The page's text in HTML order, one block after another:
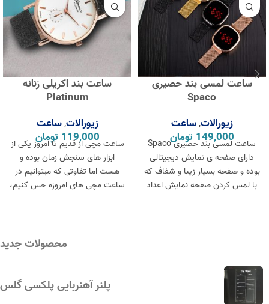
ساعت لمسی بند حصیری
Spaco
زیورالات,ساعت
149,000 تومانساعت لمسی بند حصیری Spaco
دارای صفحه ی نمایش دیجیتالی
بوده و صفحه بسیار زیبا و شفاف که
با لمس کردن صفحه نمایش اعداد
میلی‌متر طراحی شده و ضخامت آن
در قسمت بدنه 10 میلی‌متر است.
ساعت بند اکریلی زنانه
Platinum
زیورالات,ساعت
119,000 تومان
ساعت مچی از قدیم تا امروز یکی از
ابزار های سنجش زمان بوده و
هست اما تفاوتی که میتوانیم در
ساعت مچی های امروزه حس کنیم،
اهمیت میدهید و میخواهید در نگاه
اطرافیان یک شخص ایده آل باشید،
بخشی از استایل تان بدانید و هنگام
خرید ساعت مچی به سبک استایل
محصولات جدید
پلنر آهنربایی پلکسی گلس